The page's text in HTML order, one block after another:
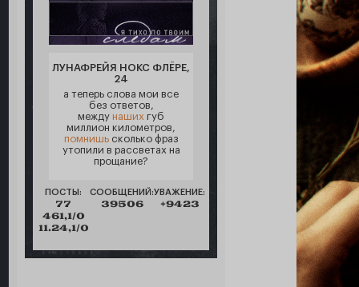
ЛУНАФРЕЙЯ НОКС ФЛЁРЕ,
24
а теперь слова мои все
без ответов,
между наших губ
миллион километров,
помнишьсколько фраз
утопили в рассветах на
прощание?
ПОСТЫ:
77
461,1/0
11.24,1/0
СООБЩЕНИЙ:
39506
УВАЖЕНИЕ:
+9423